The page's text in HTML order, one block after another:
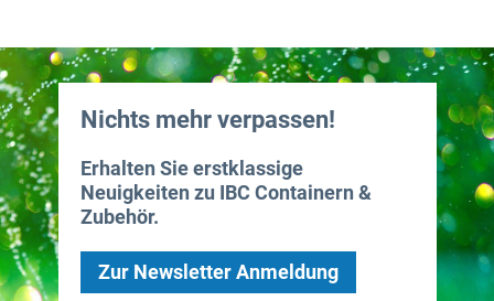
Nichts mehr verpassen!
Erhalten Sie erstklassige
Neuigkeiten zu IBC Containern &
Zubehör.
Zur Newsletter Anmeldung